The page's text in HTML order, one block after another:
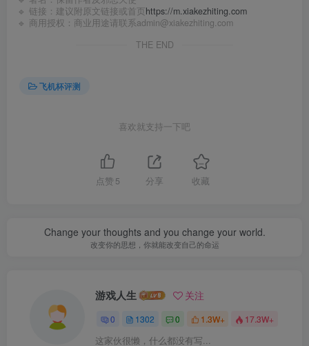
🔹 链接：建议附原文链接或首页https://m.xiakezhiting.com
🔹 商用授权：商业用途请联系admin@xiakezhiting.com
THE END
飞机杯评测
喜欢就支持一下吧
点赞 5 分享 收藏
Change your thoughts and you change your world.
改变你的思想，你就能改变自己的命运
游戏人生 关注
0 1302 0 1.3W+ 17.3W+
这家伙很懒，什么都没有写...